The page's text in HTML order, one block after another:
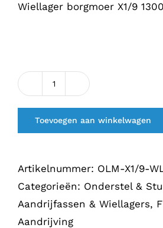
Wiellager borgmoer X1/9
Wiellager
borgmoer
X1/9
Toevoegen aan winkelwagen
Artikelnummer: OLM-X1/9-
Categorieën: Onderstel &
Aandrijfassen & Wiellagers,
Aandrijving